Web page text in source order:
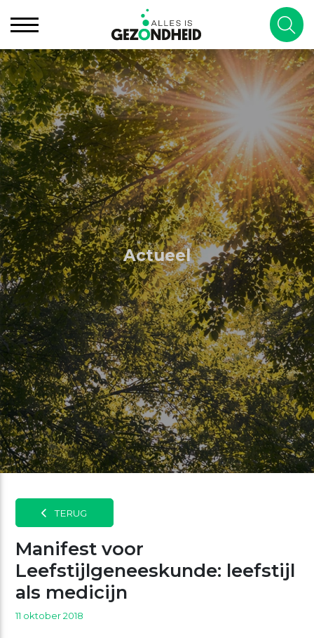
Actueel
TERUG
Manifest voor
Leefstijlgeneeskunde: leefstijl
als medicijn
11 oktober 2018